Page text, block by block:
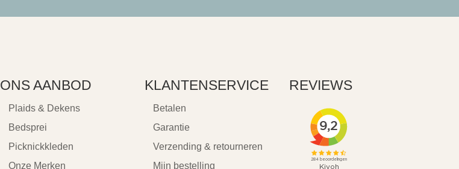
ONS AANBOD
Plaids & Dekens
Bedsprei
Picknickkleden
Onze Merken
KLANTENSERVICE
Betalen
Garantie
Verzending & retourneren
Mijn bestelling
REVIEWS